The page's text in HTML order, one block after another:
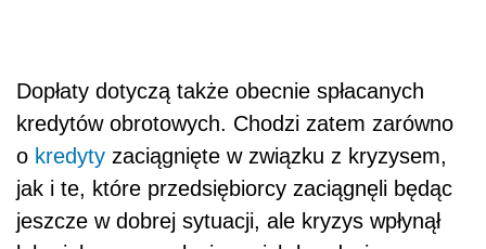
Dopłaty dotyczą także obecnie spłacanych
kredytów obrotowych. Chodzi zatem zarówno
o kredyty zaciągnięte w związku z kryzysem,
jak i te, które przedsiębiorcy zaciągnęli będąc
jeszcze w dobrej sytuacji, ale kryzys wpłynął